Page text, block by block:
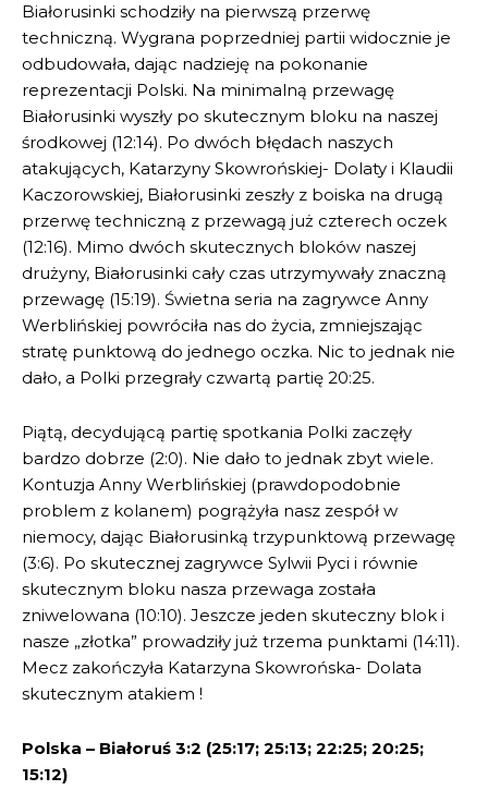
Białorusinki schodziły na pierwszą przerwę
techniczną. Wygrana poprzedniej partii widocznie je
odbudowała, dając nadzieję na pokonanie
reprezentacji Polski. Na minimalną przewagę
Białorusinki wyszły po skutecznym bloku na naszej
środkowej (12:14). Po dwóch błędach naszych
atakujących, Katarzyny Skowrońskiej- Dolaty i Klaudii
Kaczorowskiej, Białorusinki zeszły z boiska na drugą
przerwę techniczną z przewagą już czterech oczek
(12:16). Mimo dwóch skutecznych bloków naszej
drużyny, Białorusinki cały czas utrzymywały znaczną
przewagę (15:19). Świetna seria na zagrywce Anny
Werblińskiej powróciła nas do życia, zmniejszając
stratę punktową do jednego oczka. Nic to jednak nie
dało, a Polki przegrały czwartą partię 20:25.
Piątą, decydującą partię spotkania Polki zaczęły
bardzo dobrze (2:0). Nie dało to jednak zbyt wiele.
Kontuzja Anny Werblińskiej (prawdopodobnie
problem z kolanem) pogrążyła nasz zespół w
niemocy, dając Białorusinką trzypunktową przewagę
(3:6). Po skutecznej zagrywce Sylwii Pyci i równie
skutecznym bloku nasza przewaga została
zniwelowana (10:10). Jeszcze jeden skuteczny blok i
nasze „złotka” prowadziły już trzema punktami (14:11).
Mecz zakończyła Katarzyna Skowrońska- Dolata
skutecznym atakiem !
Polska – Białoruś 3:2 (25:17; 25:13; 22:25; 20:25;
15:12)